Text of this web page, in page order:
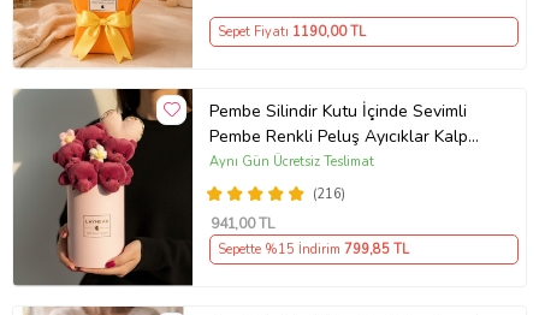
Sepet Fiyatı 1190,00 TL
Pembe Silindir Kutu İçinde Sevimli
Pembe Renkli Peluş Ayıcıklar Kalp
Yastık
(216)
Aynı Gün Ücretsiz Teslimat
941,00 TL
Sepette %15 İndirim 799,85 TL